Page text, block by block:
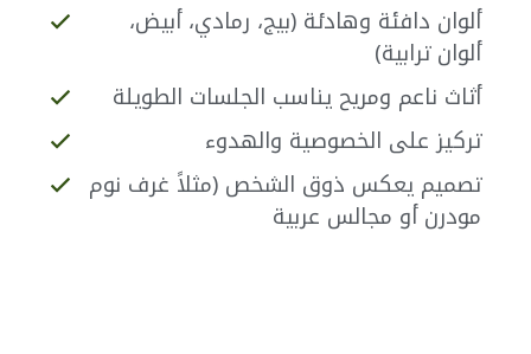
ألوان دافئة وهادئة (بيج، رمادي، أبيض،
ألوان ترابية)
أثاث ناعم ومريح يناسب الجلسات الطويلة
تركيز على الخصوصية والهدوء
تصميم يعكس ذوق الشخص (مثلاً غرف نوم
مودرن أو مجالس عربية